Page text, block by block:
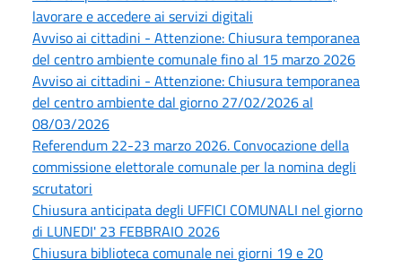
lavorare e accedere ai servizi digitali
Avviso ai cittadini - Attenzione: Chiusura temporanea
del centro ambiente comunale fino al 15 marzo 2026
Avviso ai cittadini - Attenzione: Chiusura temporanea
del centro ambiente dal giorno 27/02/2026 al
08/03/2026
Referendum 22-23 marzo 2026. Convocazione della
commissione elettorale comunale per la nomina degli
scrutatori
Chiusura anticipata degli UFFICI COMUNALI nel giorno
di LUNEDI' 23 FEBBRAIO 2026
Chiusura biblioteca comunale nei giorni 19 e 20